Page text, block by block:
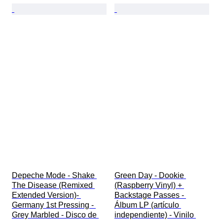
Depeche Mode - Shake
The Disease (Remixed
Extended Version)-
Germany 1st Pressing -
Grey Marbled - Disco de
Green Day - Dookie
(Raspberry Vinyl) +
Backstage Passes -
Álbum LP (artículo
independiente) - Vinilo